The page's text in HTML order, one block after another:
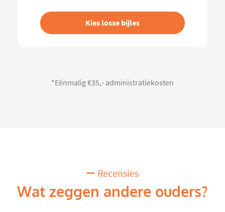
Kies losse bijles
*Eénmalig €35,- administratiekosten
Recensies
Wat zeggen andere ouders?